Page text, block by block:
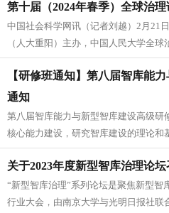
第十届（2024年春季）全球治
中国社会科学网讯（记者刘越）2月21
（人大重阳）主办，中国人民大学全
人文交流研究中心承办，中国人...
【研修班通知】第八届智库能
通知
第八届智库能力与新型智库建设高级研
核心能力建设，研究智库建设的理论和
现代化建设中的作用机制，推进中国...
关于2023年度新型智库治理论
“新型智库治理”系列论坛是聚焦新型
行业大会，由南京大学与光明日报社联